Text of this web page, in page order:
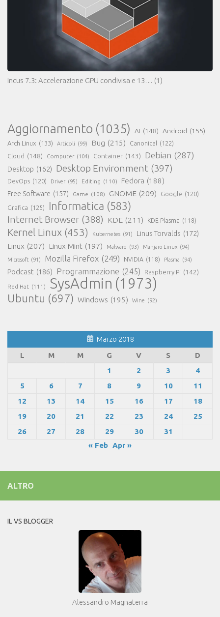
Incus 7.3: Accelerazione GPU condivisa e 13… (1)
Aggiornamento (1035) AI (148) Android (155)
Arch Linux (133) Articoli (99) Bug (215) Canonical (122)
Cloud (148) Computer (104) Container (143) Debian (287)
Desktop (162) Desktop Environment (397)
DevOps (120) Driver (95) Editing (110) Fedora (188)
Free Software (157) Game (108) GNOME (209) Google (120)
Grafica (125) Informatica (583)
Internet Browser (388) KDE (211) KDE Plasma (118)
Kernel Linux (453) Kubernetes (91) Linus Torvalds (172)
Linux (207) Linux Mint (197) Malware (93) Manjaro Linux (94)
Microsoft (91) Mozilla Firefox (249) NVIDIA (118) Plasma (94)
Podcast (186) Programmazione (245) Raspberry Pi (142)
Red Hat (111) SysAdmin (1973)
Ubuntu (697) Windows (195) Wine (92)
Marzo 2018
L
M M G V S
D
1
2 3
4
5
6 7 8 9 10
11
12
13 14 15 16 17
18
19
20 21 22 23 24
25
26
27 28 29 30
31
« Feb Apr »
ALTRO
IL VS BLOGGER
Alessandro Magnaterra